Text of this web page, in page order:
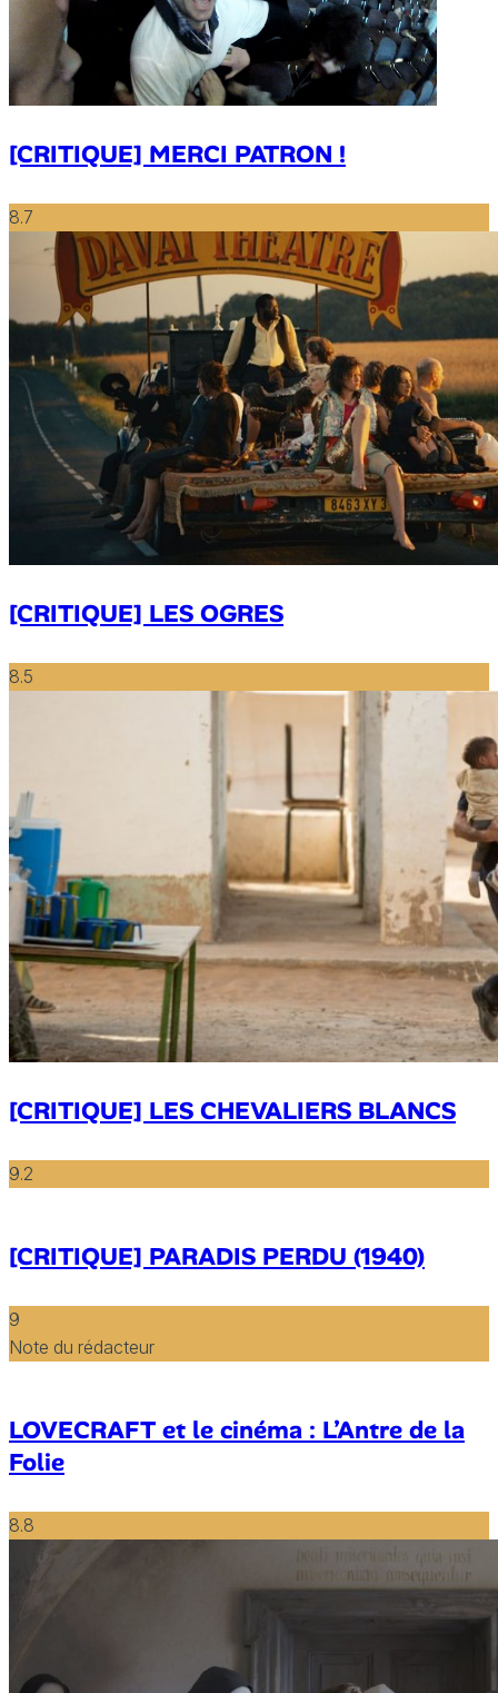
[CRITIQUE] MERCI PATRON !
8.7
[CRITIQUE] LES OGRES
8.5
[CRITIQUE] LES CHEVALIERS BLANCS
9.2
[CRITIQUE] PARADIS PERDU (1940)
9
Note du rédacteur
LOVECRAFT et le cinéma : L’Antre de la
Folie
8.8